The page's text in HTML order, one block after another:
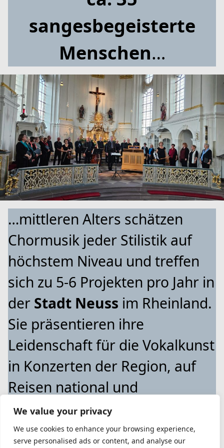
We value your privacy
We use cookies to enhance your browsing experience,
serve personalised ads or content, and analyse our
sangesbegeisterte
Menschen…
…mittleren Alters schätzen
Chormusik jeder Stilistik auf
höchstem Niveau und treffen
sich zu 5-6 Projekten pro Jahr in
der Stadt Neuss im Rheinland.
Sie präsentieren ihre
Leidenschaft für die Vokalkunst
in Konzerten der Region, auf
Reisen national und
international und in sonstigen
Formaten.